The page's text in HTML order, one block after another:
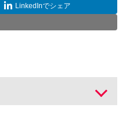
LinkedInでシェア
開く